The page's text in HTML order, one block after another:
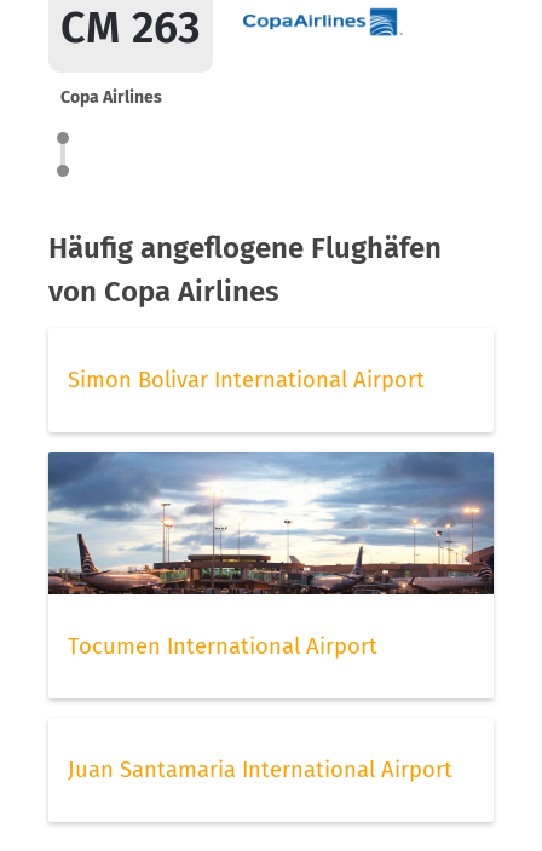
CM 263
Copa Airlines
Häufig angeflogene Flughäfen
von Copa Airlines
Simon Bolivar International Airport
Tocumen International Airport
Juan Santamaria International Airport